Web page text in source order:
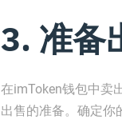
3. 准备
在imToken钱包中卖
出售的准备。确定你